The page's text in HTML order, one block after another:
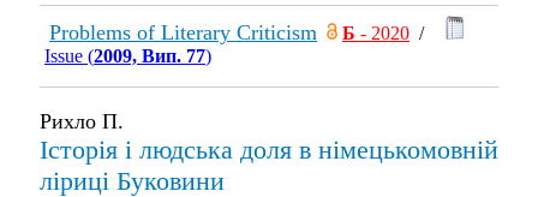
Problems of Literary Criticism Б - 2020 /
Issue (2009, Вип. 77)
Рихло П.
Історія і людська доля в німецькомовній
ліриці Буковини